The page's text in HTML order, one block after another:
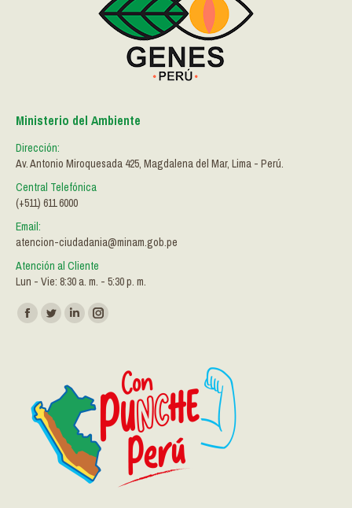
Ministerio del Ambiente
Dirección:
Av. Antonio Miroquesada 425, Magdalena del Mar, Lima - Perú.
Central Telefónica
(+511) 611 6000
Email:
atencion-ciudadania@minam.gob.pe
Atención al Cliente
Lun - Vie: 8:30 a. m. - 5:30 p. m.
Encuéntranos en:
Facebook
new
window
Twitter
new
window
Linkedin
new
window
Instagram
new
window